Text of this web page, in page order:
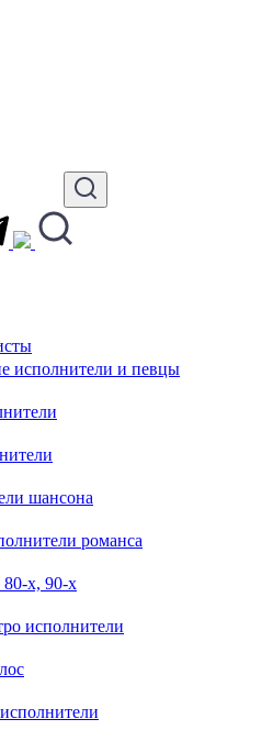
исполнители и певцы
шансона
романса
80-х, 90-х
исполнители